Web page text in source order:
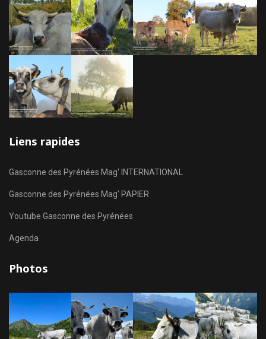
Liens rapides
Gasconne des Pyrénées Mag' INTERNATIONAL
Gasconne des Pyrénées Mag' PAPIER
Youtube Gasconne des Pyrénées
Agenda
Photos